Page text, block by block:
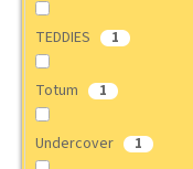
TEDDIES 1
Totum 1
Undercover 1
D